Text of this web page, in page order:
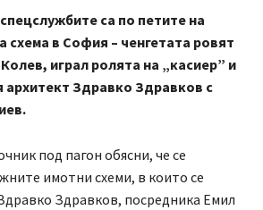
са по петите на
схема в София – ченгетата ровят
играл ролята на „касиер” и
архитект Здравко Здравков с
под пагон обясни, че се
имотни схеми, в които се
Здравков, посредника Емил